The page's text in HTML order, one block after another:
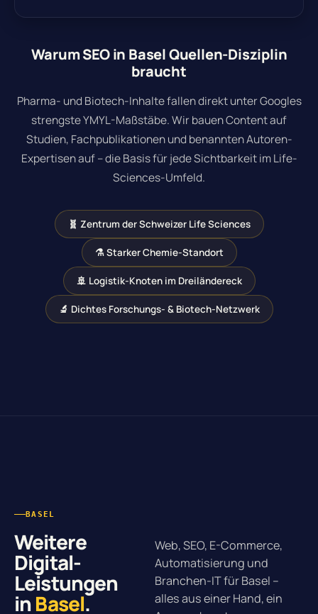
Warum SEO in Basel Quellen-Disziplin
braucht
Pharma- und Biotech-Inhalte fallen direkt unter Googles
strengste YMYL-Maßstäbe.Wir bauen Content auf
Studien, Fachpublikationen und benannten Autoren-
Expertisen auf– die Basis für jede Sichtbarkeit im Life-
Sciences-Umfeld.
🧬 Zentrum der Schweizer Life Sciences
⚗️ Starker Chemie-Standort
🚢 Logistik-Knoten im Dreiländereck
🔬 Dichtes Forschungs- & Biotech-Netzwerk
BASEL
Weitere
Digital-
Leistungen
inBasel.
Web, SEO, E-Commerce,
Automatisierung und
Branchen-IT für Basel –
alles aus einer Hand, ein